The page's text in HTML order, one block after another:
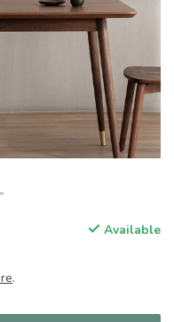
Available
.